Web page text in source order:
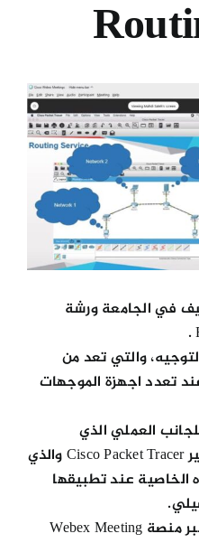
المراكز
الخدمات
اتصل بنا
في الجامعة ورشة
والتي تعد من
تعدد اجهزة الموجهات
العملي الذي
استخدم فيها المحاكي الشهير Cisco Packet Tracer والذي
عند تطبيقها
وتم تقديم الورشة افتراضيا عبر منصة Webex Meeting